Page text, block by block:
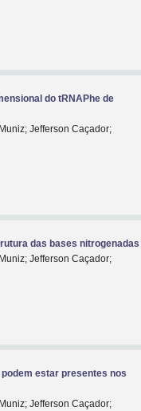
do tRNAPhe de
Jefferson Caçador;
das bases nitrogenadas
Jefferson Caçador;
estar presentes nos
Jefferson Caçador;